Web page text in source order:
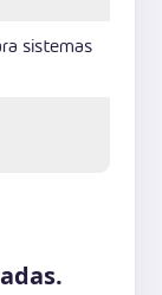
sistemas